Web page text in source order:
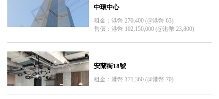
中環中心
租金：港幣 270,400 (@港幣 63)
售價：港幣 102,150,000 (@港幣 23,800)
安蘭街18號
租金：港幣 171,360 (@港幣 70)